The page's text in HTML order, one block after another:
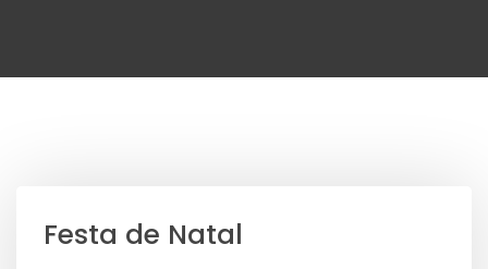
Festa de Natal